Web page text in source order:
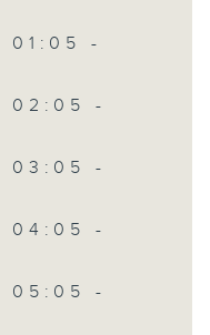
01:05 -
02:05 -
03:05 -
04:05 -
05:05 -